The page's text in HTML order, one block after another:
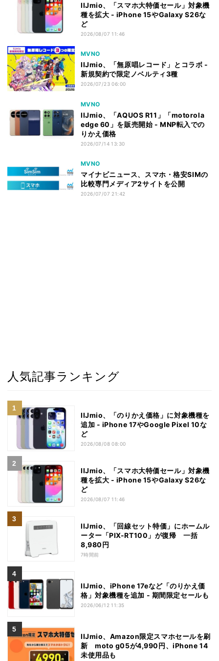
IIJmio、「スマホ大特価セール」対象機
種を拡大 - iPhone 15やGalaxy S26な
ど
2026/08/07 11:46
MVNO
IIJmio、「無原唱レコード」とコラボ -
新規契約で限定ノベルティ3種
2026/07/23 06:00
MVNO
IIJmio、「AQUOS R11」「motorola
edge 60」を販売開始 - MNP転入での
りかえ価格
2026/07/14 13:30
MVNO
マイナビニュース、スマホ・格安SIMの
比較専門メディア2サイトを公開
2026/07/07 21:42
人気記事ランキング
IIJmio、「のりかえ価格」に対象機種を
追加 - iPhone 17やGoogle Pixel 10な
ど
2026/08/08 08:00
IIJmio、「スマホ大特価セール」対象機
種を拡大 - iPhone 15やGalaxy S26な
ど
2026/08/07 11:46
IIJmio、「回線セット特価」にホームル
ーター「PIX-RT100」が復帰 一括
8,980円
7時間前
IIJmio、iPhone 17eなど「のりかえ価
格」対象機種を追加 - 期間限定セールも
2026/06/12 11:35
IIJmio、Amazon限定スマホセールを刷
新 moto g05が4,990円、iPhone 14
未使用品も